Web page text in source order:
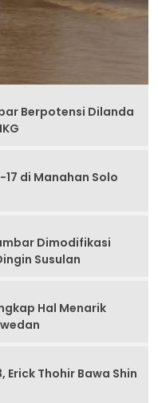
Berpotensi Dilanda
di Manahan Solo
Dimodifikasi
Susulan
Hal Menarik
Erick Thohir Bawa Shin